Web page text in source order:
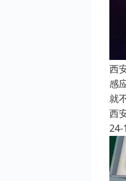
西
感
就
西
24-